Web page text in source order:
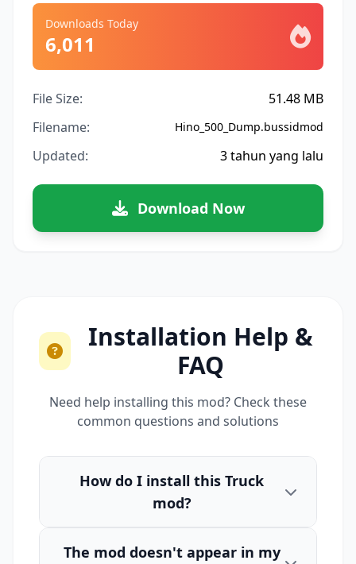
Downloads Today
6,011
File Size:
51.48 MB
Filename:
Hino_500_Dump.bussidmod
Updated: 3 tahun yang lalu
Download Now
Installation Help &
FAQ
Need help installing this mod? Check these
common questions and solutions
How do I install this Truck
mod?
The mod doesn't appear in my